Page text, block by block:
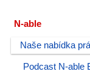
N-able
Naše nabídka
Podcast N-able